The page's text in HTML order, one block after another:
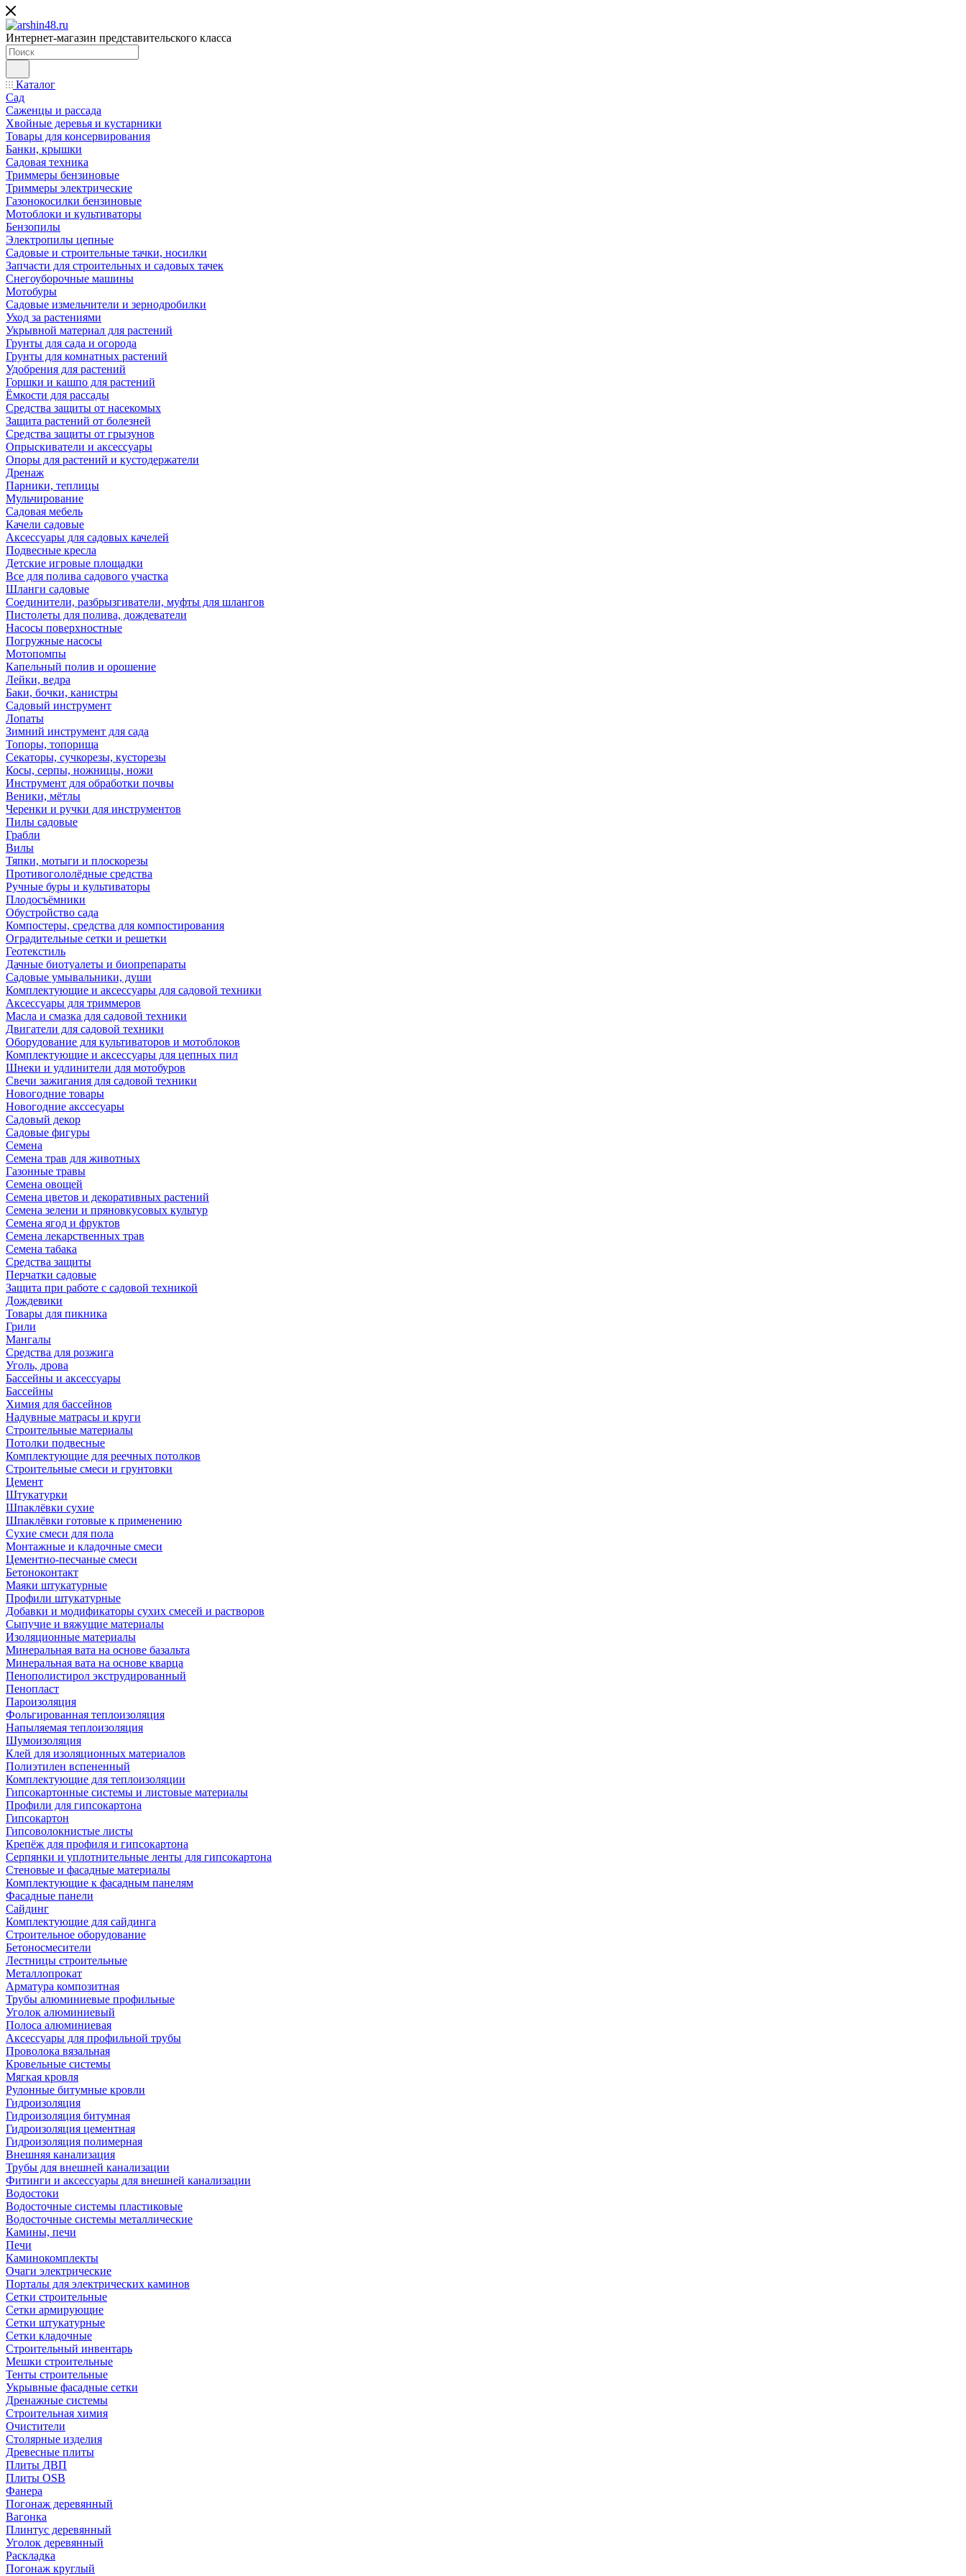
Интернет-магазин представительского класса
Каталог
Сад
Саженцы и рассада
Хвойные деревья и кустарники
Товары для консервирования
Банки, крышки
Садовая техника
Триммеры бензиновые
Триммеры электрические
Газонокосилки бензиновые
Мотоблоки и культиваторы
Бензопилы
Электропилы цепные
Садовые и строительные тачки, носилки
Запчасти для строительных и садовых тачек
Снегоуборочные машины
Мотобуры
Садовые измельчители и зернодробилки
Уход за растениями
Укрывной материал для растений
Грунты для сада и огорода
Грунты для комнатных растений
Удобрения для растений
Горшки и кашпо для растений
Ёмкости для рассады
Средства защиты от насекомых
Защита растений от болезней
Средства защиты от грызунов
Опрыскиватели и аксессуары
Опоры для растений и кустодержатели
Дренаж
Парники, теплицы
Мульчирование
Садовая мебель
Качели садовые
Аксессуары для садовых качелей
Подвесные кресла
Детские игровые площадки
Все для полива садового участка
Шланги садовые
Соединители, разбрызгиватели, муфты для шлангов
Пистолеты для полива, дождеватели
Насосы поверхностные
Погружные насосы
Мотопомпы
Капельный полив и орошение
Лейки, ведра
Баки, бочки, канистры
Садовый инструмент
Лопаты
Зимний инструмент для сада
Топоры, топорища
Секаторы, сучкорезы, кусторезы
Косы, серпы, ножницы, ножи
Инструмент для обработки почвы
Веники, мётлы
Черенки и ручки для инструментов
Пилы садовые
Грабли
Вилы
Тяпки, мотыги и плоскорезы
Противогололёдные средства
Ручные буры и культиваторы
Плодосъёмники
Обустройство сада
Компостеры, средства для компостирования
Оградительные сетки и решетки
Геотекстиль
Дачные биотуалеты и биопрепараты
Садовые умывальники, души
Комплектующие и аксессуары для садовой техники
Аксессуары для триммеров
Масла и смазка для садовой техники
Двигатели для садовой техники
Оборудование для культиваторов и мотоблоков
Комплектующие и аксессуары для цепных пил
Шнеки и удлинители для мотобуров
Свечи зажигания для садовой техники
Новогодние товары
Новогодние акссесуары
Садовый декор
Садовые фигуры
Семена
Семена трав для животных
Газонные травы
Семена овощей
Семена цветов и декоративных растений
Семена зелени и пряновкусовых культур
Семена ягод и фруктов
Семена лекарственных трав
Семена табака
Средства защиты
Перчатки садовые
Защита при работе с садовой техникой
Дождевики
Товары для пикника
Грили
Мангалы
Средства для розжига
Уголь, дрова
Бассейны и аксессуары
Бассейны
Химия для бассейнов
Надувные матрасы и круги
Строительные материалы
Потолки подвесные
Комплектующие для реечных потолков
Строительные смеси и грунтовки
Цемент
Штукатурки
Шпаклёвки сухие
Шпаклёвки готовые к применению
Сухие смеси для пола
Монтажные и кладочные смеси
Цементно-песчаные смеси
Бетоноконтакт
Маяки штукатурные
Профили штукатурные
Добавки и модификаторы сухих смесей и растворов
Сыпучие и вяжущие материалы
Изоляционные материалы
Минеральная вата на основе базальта
Минеральная вата на основе кварца
Пенополистирол экструдированный
Пенопласт
Пароизоляция
Фольгированная теплоизоляция
Напыляемая теплоизоляция
Шумоизоляция
Клей для изоляционных материалов
Полиэтилен вспененный
Комплектующие для теплоизоляции
Гипсокартонные системы и листовые материалы
Профили для гипсокартона
Гипсокартон
Гипсоволокнистые листы
Крепёж для профиля и гипсокартона
Серпянки и уплотнительные ленты для гипсокартона
Стеновые и фасадные материалы
Комплектующие к фасадным панелям
Фасадные панели
Сайдинг
Комплектующие для сайдинга
Строительное оборудование
Бетоносмесители
Лестницы строительные
Металлопрокат
Арматура композитная
Трубы алюминиевые профильные
Уголок алюминиевый
Полоса алюминиевая
Аксессуары для профильной трубы
Проволока вязальная
Кровельные системы
Мягкая кровля
Рулонные битумные кровли
Гидроизоляция
Гидроизоляция битумная
Гидроизоляция цементная
Гидроизоляция полимерная
Внешняя канализация
Трубы для внешней канализации
Фитинги и аксессуары для внешней канализации
Водостоки
Водосточные системы пластиковые
Водосточные системы металлические
Камины, печи
Печи
Каминокомплекты
Очаги электрические
Порталы для электрических каминов
Сетки строительные
Сетки армирующие
Сетки штукатурные
Сетки кладочные
Строительный инвентарь
Мешки строительные
Тенты строительные
Укрывные фасадные сетки
Дренажные системы
Строительная химия
Очистители
Столярные изделия
Древесные плиты
Плиты ДВП
Плиты OSB
Фанера
Погонаж деревянный
Вагонка
Плинтус деревянный
Уголок деревянный
Раскладка
Погонаж круглый